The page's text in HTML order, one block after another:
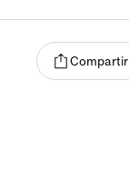
Compartir